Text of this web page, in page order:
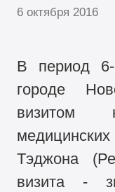
6 октября 2016
В период
городе
визитом
медицинских
Тэджона
визита -